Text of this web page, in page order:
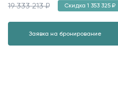
19 333 213 ₽ Скидка 1 353 325 ₽
Заявка на бронирование